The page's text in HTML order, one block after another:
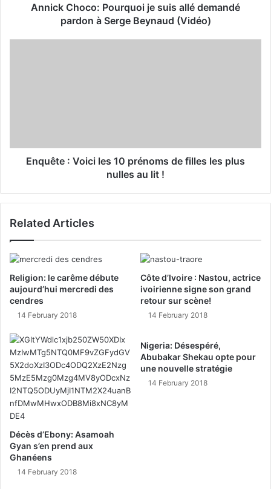
Annick Choco: Pourquoi je suis allé demandé
pardon à Serge Beynaud (Vidéo)
Enquête : Voici les 10 prénoms de filles les plus
nulles au lit !
Related Articles
Religion: le carême débute
aujourd’hui mercredi des
cendres
14 February 2018
Côte d’Ivoire : Nastou, actrice
ivoirienne signe son grand
retour sur scène!
14 February 2018
Décès d’Ebony: Asamoah
Gyan s’en prend aux
Ghanéens
14 February 2018
Nigeria: Désespéré,
Abubakar Shekau opte pour
une nouvelle stratégie
14 February 2018